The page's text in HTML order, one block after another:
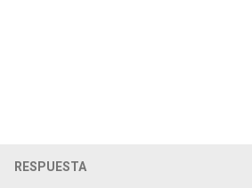
RESPUESTA